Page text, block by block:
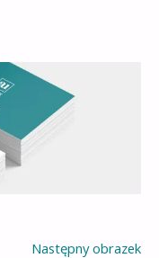
Następny obrazek